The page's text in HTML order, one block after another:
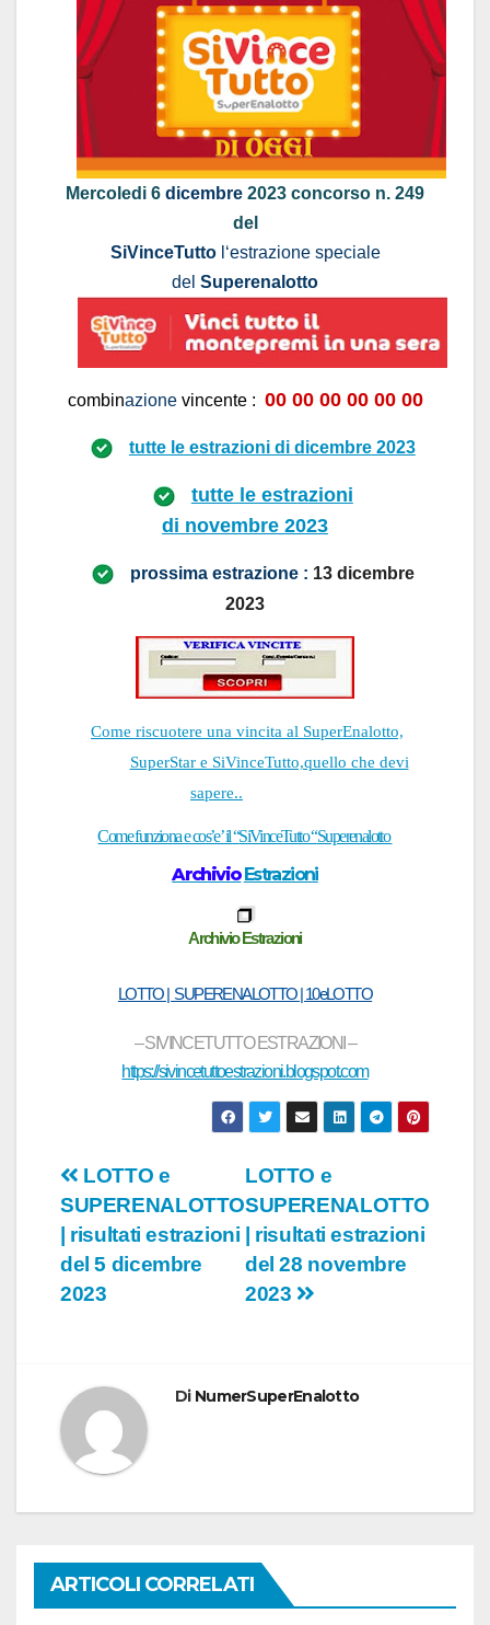
Mercoledi 6 dicembre 2023 concorso n. 249
del
SiVinceTutto ‘estrazione speciale
del Superenalotto
combinazionevincente : 00 00 00 00 00 00
tutte le estrazioni di dicembre2023
tutte le estrazioni
di novembre 2023
prossima estrazione : 13 dicembre
2023
Come riscuotere una vincita al SuperEnalotto,
SuperStar e SiVinceTutto,quello che devi
sapere..
Come funziona e cos’e’ il“SiVinceTutto “Superenalotto
ArchivioEstrazioni
Archivio Estrazioni
LOTTO | SUPERENALOTTO | 10eLOTTO
– SIVINCETUTTO ESTRAZIONI –
https://sivincetuttoestrazioni.blogspot.com
Navigazione
articoli
LOTTO e
SUPERENALOTTO
| risultati estrazioni
del 28 novembre
2023
LOTTO e
SUPERENALOTTO
| risultati estrazioni
del 5 dicembre
2023
Di NumerSuperEnalotto
ARTICOLI CORRELATI